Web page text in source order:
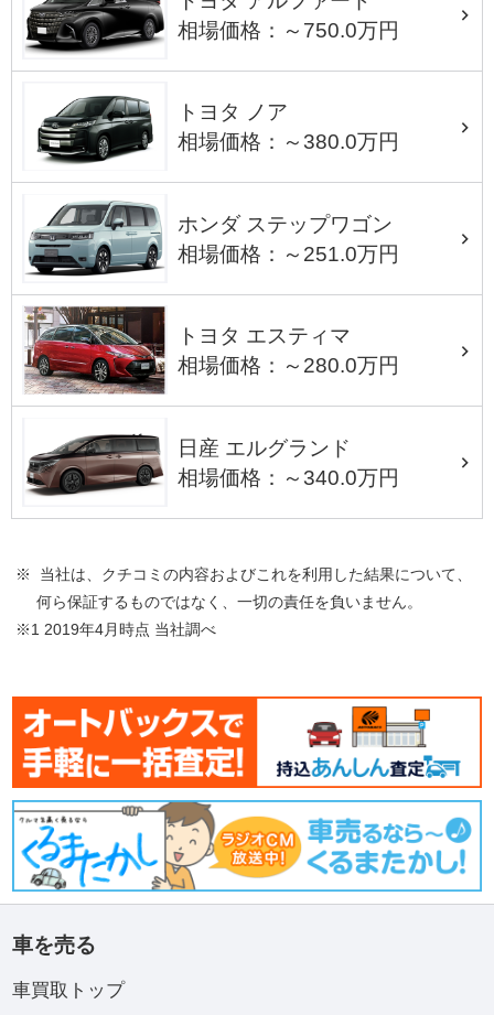
相場価格：～750.0万円
トヨタ ノア
相場価格：～380.0万円
ホンダ ステップワゴン
相場価格：～251.0万円
トヨタ エスティマ
相場価格：～280.0万円
日産 エルグランド
相場価格：～340.0万円
※ 当社は、クチコミの内容およびこれを利用した結果について、
何ら保証するものではなく、一切の責任を負いません。
※1 2019年4月時点 当社調べ
車を売る
車買取トップ